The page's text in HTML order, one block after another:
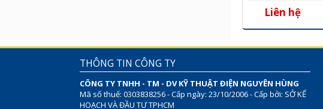
Liên hệ
THÔNG TIN CÔNG TY
CÔNG TY TNHH - TM - DV KỸ THUẬT ĐIỆN NGUYÊN HÙNG
Mã số thuế: 0303838256 - Cấp ngày: 23/10/2006 - Cấp bởi: SỞ KẾ
HOẠCH VÀ ĐẦU TƯ TPHCM